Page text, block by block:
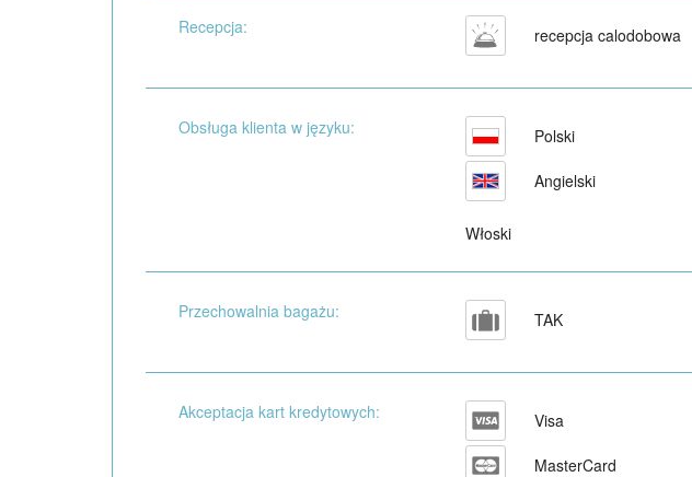
Recepcja: recepcja calodobowa
Obsługa klienta w języku: Polski
Angielski
Włoski
Przechowalnia bagażu: TAK
Akceptacja kart kredytowych: Visa
MasterCard